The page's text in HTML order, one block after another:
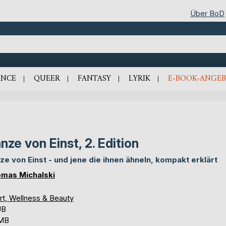
Über BoD
QUEER FANTASY LYRIK E-BOOK-
von Einst, 2. Edition
von Einst - und jene die ihnen ähneln, kompakt erklärt
Michalski
Wellness & Beauty